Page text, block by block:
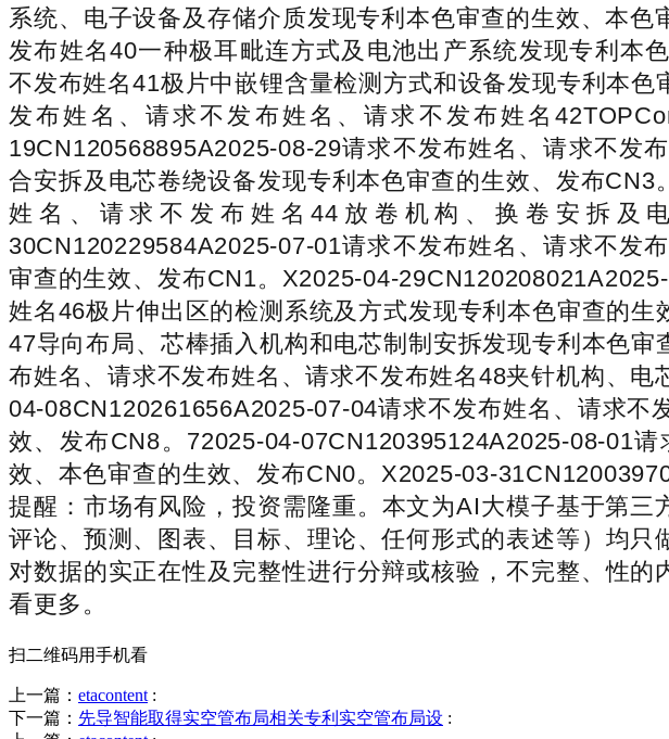
系统、电子设备及存储介质发现专利本色审查的生效、本
发布姓名40一种极耳毗连方式及电池出产系统发现专利本
不发布姓名41极片中嵌锂含量检测方式和设备发现专利本
发布姓名、请求不发布姓名、请求不发布姓名
19CN120568895A2025-08-29请求不发布姓名、请求不发
合安拆及电芯卷绕设备发现专利本色审查的生效、发布
姓名、请求不发布姓名44放卷机构、换卷安拆及
30CN120229584A2025-07-01请求不发布姓名、请求不发
审查的生效、发布CN1。X2025-04-
姓名46极片伸出区的检测系统及方式发现专利本色审查的
47导向布局、芯棒插入机构和电芯制制安拆发现专利本色
布姓名、请求不发布姓名、请求不发布姓名48夹针机构、
04-08CN120261656A2025-07-04请求不发布姓名、请求
效、发布CN8。72025-04-07CN120395124A2025-08-01
效、本色审查的生效、发布CN0。X2025-03-
提醒：市场有风险，投资需隆重。本文为AI大模子基于第三
评论、预测、图表、目标、理论、任何形式的表述等）均
对数据的实正在性及完整性进行分辩或核验，不完整、性
看更多。
扫二维码用手机看
上一篇： etacontent :
下一篇： 先导智能取得实空管布局相关专利实空管布局设 :